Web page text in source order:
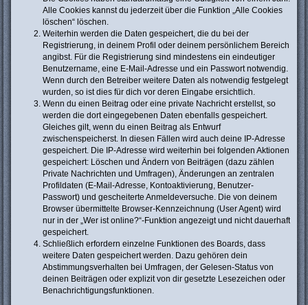
Alle Cookies kannst du jederzeit über die Funktion „Alle Cookies
löschen“ löschen.
Weiterhin werden die Daten gespeichert, die du bei der
Registrierung, in deinem Profil oder deinem persönlichem Bereich
angibst. Für die Registrierung sind mindestens ein eindeutiger
Benutzername, eine E-Mail-Adresse und ein Passwort notwendig.
Wenn durch den Betreiber weitere Daten als notwendig festgelegt
wurden, so ist dies für dich vor deren Eingabe ersichtlich.
Wenn du einen Beitrag oder eine private Nachricht erstellst, so
werden die dort eingegebenen Daten ebenfalls gespeichert.
Gleiches gilt, wenn du einen Beitrag als Entwurf
zwischenspeicherst. In diesen Fällen wird auch deine IP-Adresse
gespeichert. Die IP-Adresse wird weiterhin bei folgenden Aktionen
gespeichert: Löschen und Ändern von Beiträgen (dazu zählen
Private Nachrichten und Umfragen), Änderungen an zentralen
Profildaten (E-Mail-Adresse, Kontoaktivierung, Benutzer-
Passwort) und gescheiterte Anmeldeversuche. Die von deinem
Browser übermittelte Browser-Kennzeichnung (User Agent) wird
nur in der „Wer ist online?“-Funktion angezeigt und nicht dauerhaft
gespeichert.
Schließlich erfordern einzelne Funktionen des Boards, dass
weitere Daten gespeichert werden. Dazu gehören dein
Abstimmungsverhalten bei Umfragen, der Gelesen-Status von
deinen Beiträgen oder explizit von dir gesetzte Lesezeichen oder
Benachrichtigungsfunktionen.